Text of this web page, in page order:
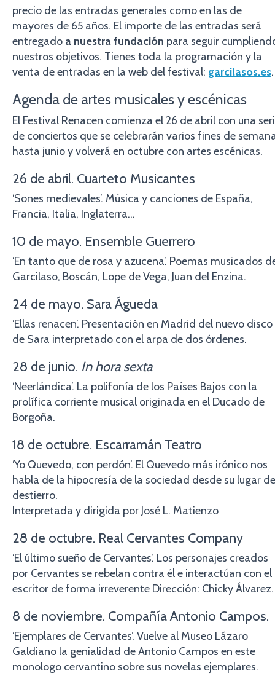
precio de las entradas generales como en las de
mayores de 65 años. El importe de las entradas será
entregado a nuestra fundación para seguir
nuestros objetivos. Tienes toda la programación y la
venta de entradas en la web del festival: garcilasos.es.
Agenda de artes musicales y escénicas
El Festival Renacen comienza el 26 de abril con una
de conciertos que se celebrarán varios fines de
hasta junio y volverá en octubre con artes escénicas.
26 de abril. Cuarteto Musicantes
‘Sones medievales’. Música y canciones de España,
Francia, Italia, Inglaterra…
10 de mayo. Ensemble Guerrero
‘En tanto que de rosa y azucena’. Poemas musicados
Garcilaso, Boscán, Lope de Vega, Juan del Enzina.
24 de mayo. Sara Águeda
‘Ellas renacen’. Presentación en Madrid del nuevo disco
de Sara interpretado con el arpa de dos órdenes.
28 de junio. In hora sexta
‘Neerlándica’. La polifonía de los Países Bajos con la
prolífica corriente musical originada en el Ducado de
Borgoña.
18 de octubre. Escarramán Teatro
‘Yo Quevedo, con perdón’. El Quevedo más irónico nos
habla de la hipocresía de la sociedad desde su lugar de
destierro.
Interpretada y dirigida por José L. Matienzo
28 de octubre. Real Cervantes Company
‘El último sueño de Cervantes’. Los personajes creados
por Cervantes se rebelan contra él e interactúan con el
escritor de forma irreverente Dirección: Chicky Álvarez.
8 de noviembre. Compañía Antonio Campos.
‘Ejemplares de Cervantes’. Vuelve al Museo Lázaro
Galdiano la genialidad de Antonio Campos en este
monologo cervantino sobre sus novelas ejemplares.